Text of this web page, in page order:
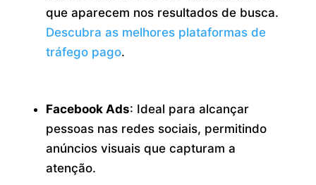
que aparecem nos resultados de busca.
Descubra as melhores plataformas de
tráfego pago.
Facebook Ads: Ideal para alcançar
pessoas nas redes sociais, permitindo
anúncios visuais que capturam a
atenção.